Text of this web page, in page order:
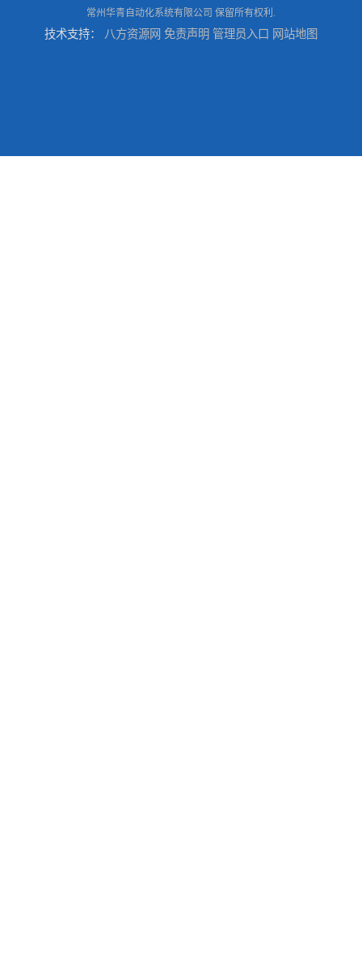
常州华青自动化系统有限公司 保留所有权利.
技术支持： 八方资源网 免责声明 管理员入口 网站地图